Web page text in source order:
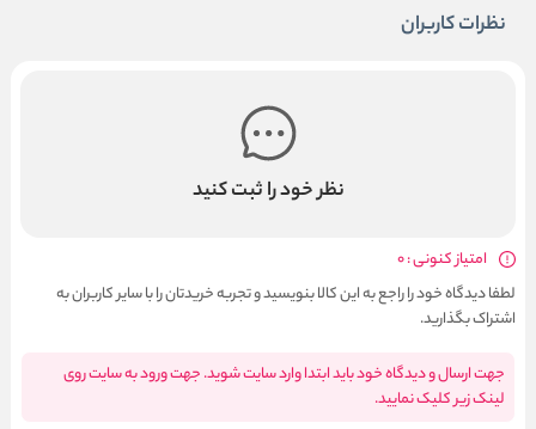
نظرات کاربران
نظر خود را ثبت کنید
امتیاز کنونی : 0
لطفا دیدگاه خود را راجع به این کالا بنویسید و تجربه خریدتان را با سایر کاربران به
اشتراک بگذارید.
جهت ارسال و دیدگاه خود باید ابتدا وارد سایت شوید. جهت ورود به سایت روی
لینک زیر کلیک نمایید.